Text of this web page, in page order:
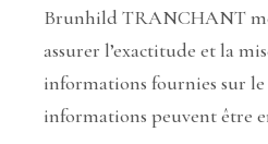
Brunhild TRANCHANT
assurer l’exactitude et la
informations fournies sur le
informations peuvent être